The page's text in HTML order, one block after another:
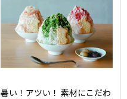
暑い！アツい！ 素材にこだわ